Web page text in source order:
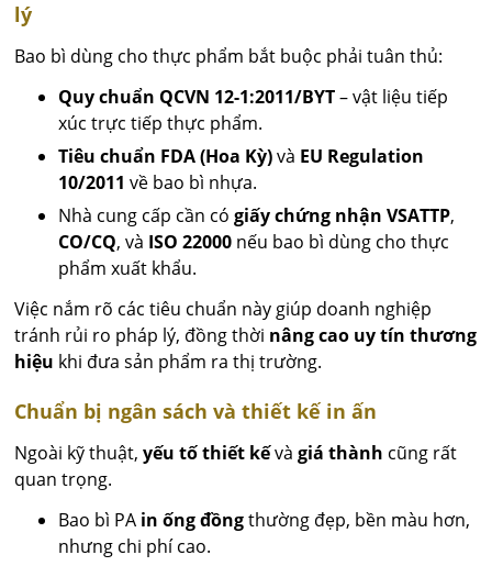
lý
Bao bì dùng cho thực phẩm bắt buộc phải tuân thủ:
Quy chuẩn QCVN 12-1:2011/BYT– vật liệu tiếp
xúc trực tiếp thực phẩm.
Tiêu chuẩn FDA (Hoa Kỳ)và EU Regulation
10/2011 về bao bì nhựa.
Nhà cung cấp cần cógiấy chứng nhận VSATTP,
CO/CQ, và ISO 22000 nếu bao bì dùng cho thực
phẩm xuất khẩu.
Việc nắm rõ các tiêu chuẩn này giúp doanh nghiệp
tránh rủi ro pháp lý, đồng thời nâng cao uy tín thương
hiệu khi đưa sản phẩm ra thị trường.
Chuẩn bị ngân sách và thiết kế in ấn
Ngoài kỹ thuật,yếu tố thiết kếvàgiá thành cũng rất
quan trọng.
Bao bì PA in ống đồngthường đẹp, bền màu hơn,
nhưng chi phí cao.